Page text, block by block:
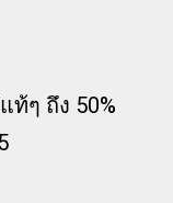
ๆ ถึง 50%